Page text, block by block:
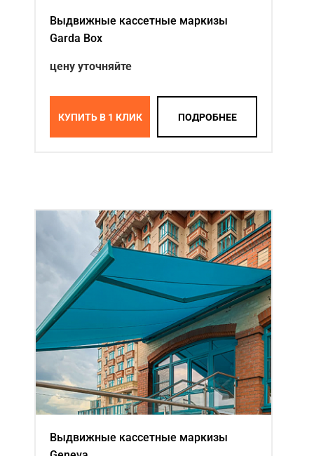
Выдвижные кассетные маркизы
Garda Box
цену уточняйте
КУПИТЬ В 1 КЛИК ПОДРОБНЕЕ
Выдвижные кассетные маркизы